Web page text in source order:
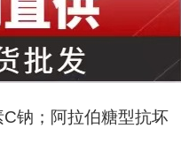
钠；阿拉伯糖型抗坏